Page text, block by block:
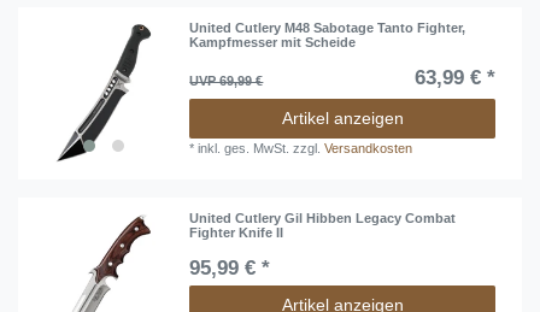
United Cutlery M48 Sabotage Tanto Fighter,
Kampfmesser mit Scheide
UVP 69,99 € 63,99 € *
Artikel anzeigen
*inkl. ges. MwSt. zzgl.Versandkosten
United Cutlery Gil Hibben Legacy Combat
Fighter Knife II
95,99 € *
Artikel anzeigen